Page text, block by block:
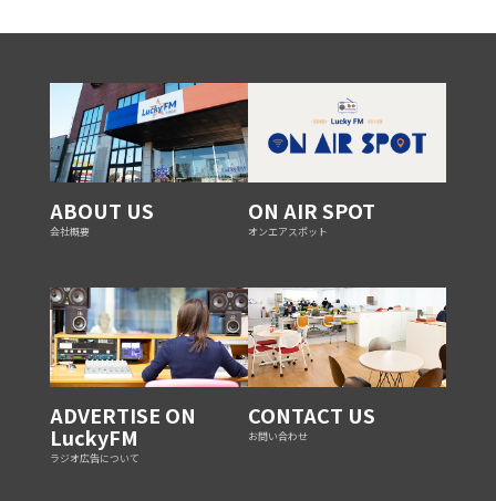
ABOUT US
会社概要
ON AIR SPOT
オンエアスポット
ADVERTISE ON
LuckyFM
ラジオ広告について
CONTACT US
お問い合わせ